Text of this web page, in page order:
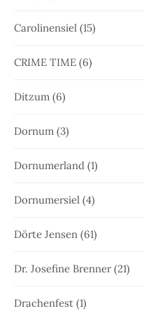
Carolinensiel (15)
CRIME TIME (6)
Ditzum (6)
Dornum (3)
Dornumerland (1)
Dornumersiel (4)
Dörte Jensen (61)
Dr. Josefine Brenner(21)
Drachenfest (1)